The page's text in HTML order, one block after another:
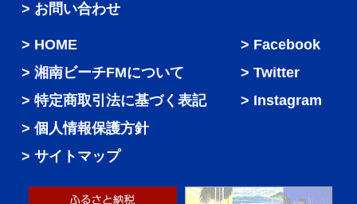
> お問い合わせ
HOME
湘南ビーチFMについて
特定商取引法に基づく表記
個人情報保護方針
サイトマップ
Facebook
Twitter
Instagram